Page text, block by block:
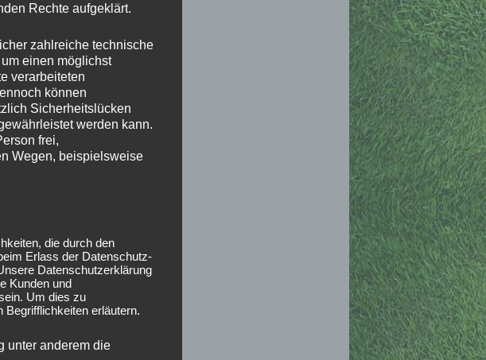
benötigen
mit dem
deren
über den
Facebook
auf unserer
Rechte aufgeklärt.
zahlreiche technische
einen möglichst
verarbeiteten
können
Sicherheitslücken
werden kann.
frei,
Wegen, beispielsweise
die durch den
Erlass der Datenschutz-
Datenschutzerklärung
Kunden und
Um dies zu
erläutern.
unter anderem die